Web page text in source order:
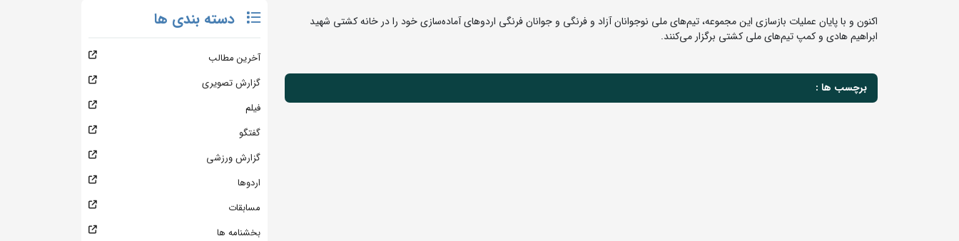
اکنون و با پایان عملیات بازسازی این مجموعه، تیم‌های ملی نوجوانان آزاد و فرنگی و جوانان فرنگی اردوهای آماده‌سازی خود را در خانه کشتی شهید
ابراهیم هادی و کمپ تیم‌های ملی کشتی برگزار می‌کنند.
برچسب ها :
دسته بندی ها
آخرین مطالب
گزارش تصویری
فیلم
گفتگو
گزارش ورزشی
اردوها
مسابقات
بخشنامه ها